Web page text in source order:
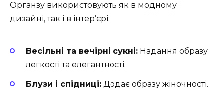
Органзу використовують як в модному
дизайні, так і в інтер’єрі:
Весільні та вечірні сукні: Надання образу
легкості та елегантності.
Блузи і спідниці: Додає образу жіночності.